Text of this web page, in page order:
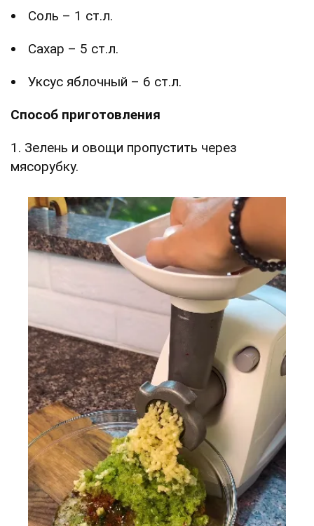
Соль – 1 ст.л.
Сахар – 5 ст.л.
Уксус яблочный – 6 ст.л.
Способ приготовления
1. Зелень и овощи пропустить через
мясорубку.